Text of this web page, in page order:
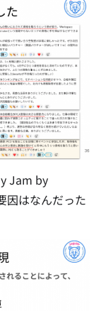
Jam by
因はなんだった